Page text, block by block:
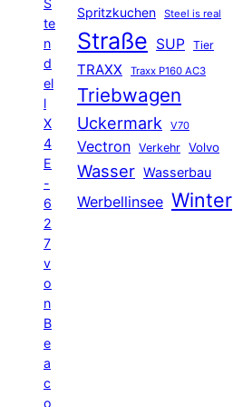
S
te
n
d
el
l
X
4
E
-
6
2
7
v
o
n
B
e
a
c
o
Spritzkuchen Steel is real
Straße SUP Tier
TRAXX Traxx P160 AC3
Triebwagen
Uckermark V70
Vectron Verkehr Volvo
Wasser Wasserbau
Werbellinsee Winter